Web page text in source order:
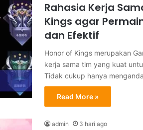
Rahasia Kerja
Kings agar
dan Efektif
Honor of Kings merupakan
kerja sama tim yang kuat
Tidak cukup hanya
Read More »
admin 3 hari ago